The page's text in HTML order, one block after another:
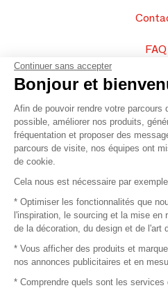
FAQ
Vendez vos
Plan du
© 2016 –
Continuer sans accepter
Bonjour et
Afin de pouvoir rendre votre parcours
possible, améliorer nos produits,
fréquentation et proposer des
parcours de visite, nos équipes ont
de cookie.
Cela nous est nécessaire par
* Optimiser les fonctionnalités que
l'inspiration, le sourcing et la mise en
de la décoration, du design et de l'art
* Vous afficher des produits et
nos annonces publicitaires et en
* Comprendre quels sont les